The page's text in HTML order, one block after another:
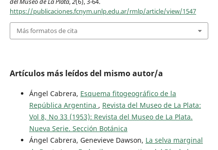
https://publicaciones.fcnym.unlp.edu.ar/rmlp/article/view/1547
Más formatos de cita
Artículos más leídos del mismo autor/a
Ángel Cabrera, Esquema fitogeográfico de la
República Argentina , Revista del Museo de La Plata:
Vol 8, No 33 (1953): Revista del Museo de La Plata.
Nueva Serie. Sección Botánica
Ángel Cabrera, Genevieve Dawson, La selva marginal